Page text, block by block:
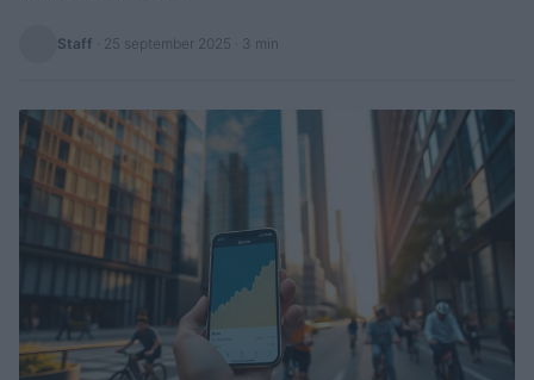
Staff 25 september 2025 · 3 min